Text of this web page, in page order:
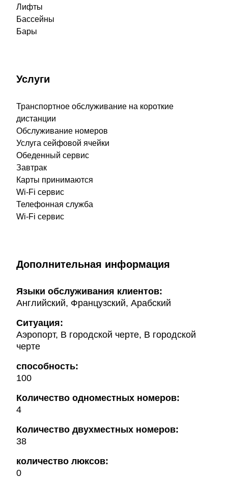
Лифты
Бассейны
Бары
Услуги
Транспортное обслуживание на короткие
дистанции
Обслуживание номеров
Услуга сейфовой ячейки
Обеденный сервис
Завтрак
Карты принимаются
Wi-Fi сервис
Телефонная служба
Wi-Fi сервис
Дополнительная информация
Языки обслуживания клиентов:
Английский, Французский, Арабский
Ситуация:
Аэропорт, В городской черте, В городской
черте
способность:
100
Количество одноместных номеров:
4
Количество двухместных номеров:
38
количество люксов:
0